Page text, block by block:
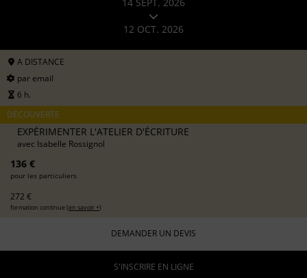
12 OCT. 2026
A DISTANCE
par email
6 h.
DÉCOUVERTE
EXPÉRIMENTER L'ATELIER D'ÉCRITURE
avec Isabelle Rossignol
136 €
pour les particuliers
272 €
formation continue (en savoir +)
DEMANDER UN DEVIS
S'INSCRIRE EN LIGNE